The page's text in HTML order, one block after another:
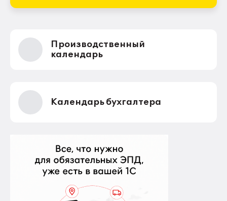
Производственный
календарь
Календарь бухгалтера